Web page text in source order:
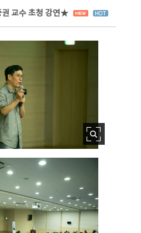
교수 초청 강연★